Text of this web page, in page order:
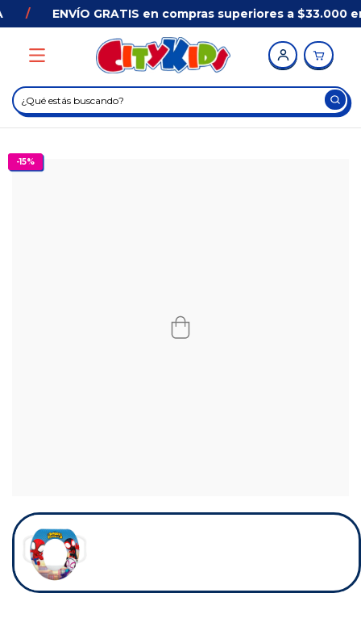
ENVÍO GRATIS en compras superiores a $33.000 en
-15%